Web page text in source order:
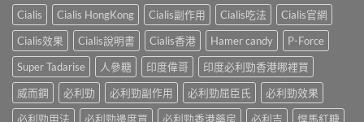
你
真
相，
備
孕
男
必
真
實
體
驗
＋
醫
真
法
與
印
度
Levifil-
20〉
與
副
作
用：
果
凍
嘅
速
Cialis Cialis HongKong Cialis副作用 Cialis吃法
Cialis官網
Cialis效果
Cialis說明書 Cialis香港 Hamer candy
P-Force
Super Tadarise
人參糖 印度偉哥
印度必利勁香港哪裡買
威而鋼
必利勁 必利勁副作用 必利勁屈臣氏
必利勁效果
必利勁用法
必利勁邊度買 必利勁香港藥房 必利吉
悍馬紅糖